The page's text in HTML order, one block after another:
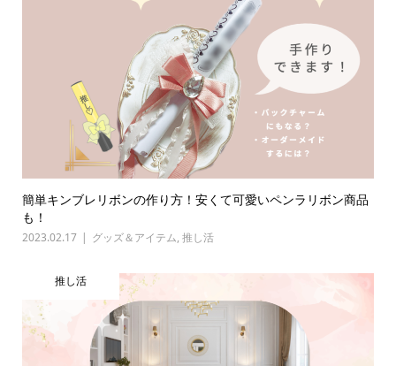
簡単キンブレリボンの作り方！安くて可愛いペンラリボン商品
も！
2023.02.17 グッズ＆アイテム, 推し活
推し活